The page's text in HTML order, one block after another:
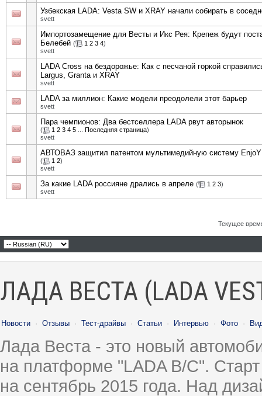
Узбекская LADA: Vesta SW и XRAY начали собирать в
svett
Импортозамещение для Весты и Икс Рея: Крепеж будут
Белебей ( 1 2 3 4)
svett
LADA Cross на бездорожье: Как с песчаной горкой
Largus, Granta и XRAY
svett
LADA за миллион: Какие модели преодолели этот барьер
svett
Пара чемпионов: Два бестселлера LADA рвут авторынок
( 1 2 3 4 5 Последняя страница)
svett
АВТОВАЗ защитил патентом мультимедийную систему
( 1 2)
svett
За какие LADA россияне дрались в апреле ( 1 2 3)
svett
Текущее
ЛАДА ВЕСТА (LADA
Новости · Отзывы · Тест-драйвы · Статьи · Интервью · Фото ·
Лада Веста - это новый
на платформе "LADA B/C".
на сентябрь 2015 года. Над